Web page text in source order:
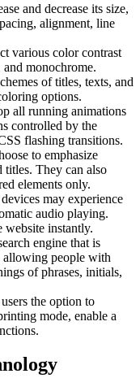
and decrease its size,
alignment, line
various color contrast
monochrome.
of titles, texts, and
options.
all running animations
controlled by the
flashing transitions.
to emphasize
titles. They can also
elements only.
may experience
audio playing.
website instantly.
engine that is
people with
of phrases, initials,
the option to
mode, enable a